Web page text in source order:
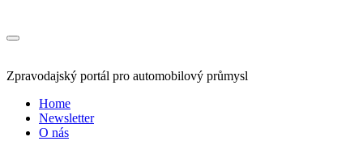
Zpravodajský portál pro automobilový průmysl
Home
Newsletter
O nás